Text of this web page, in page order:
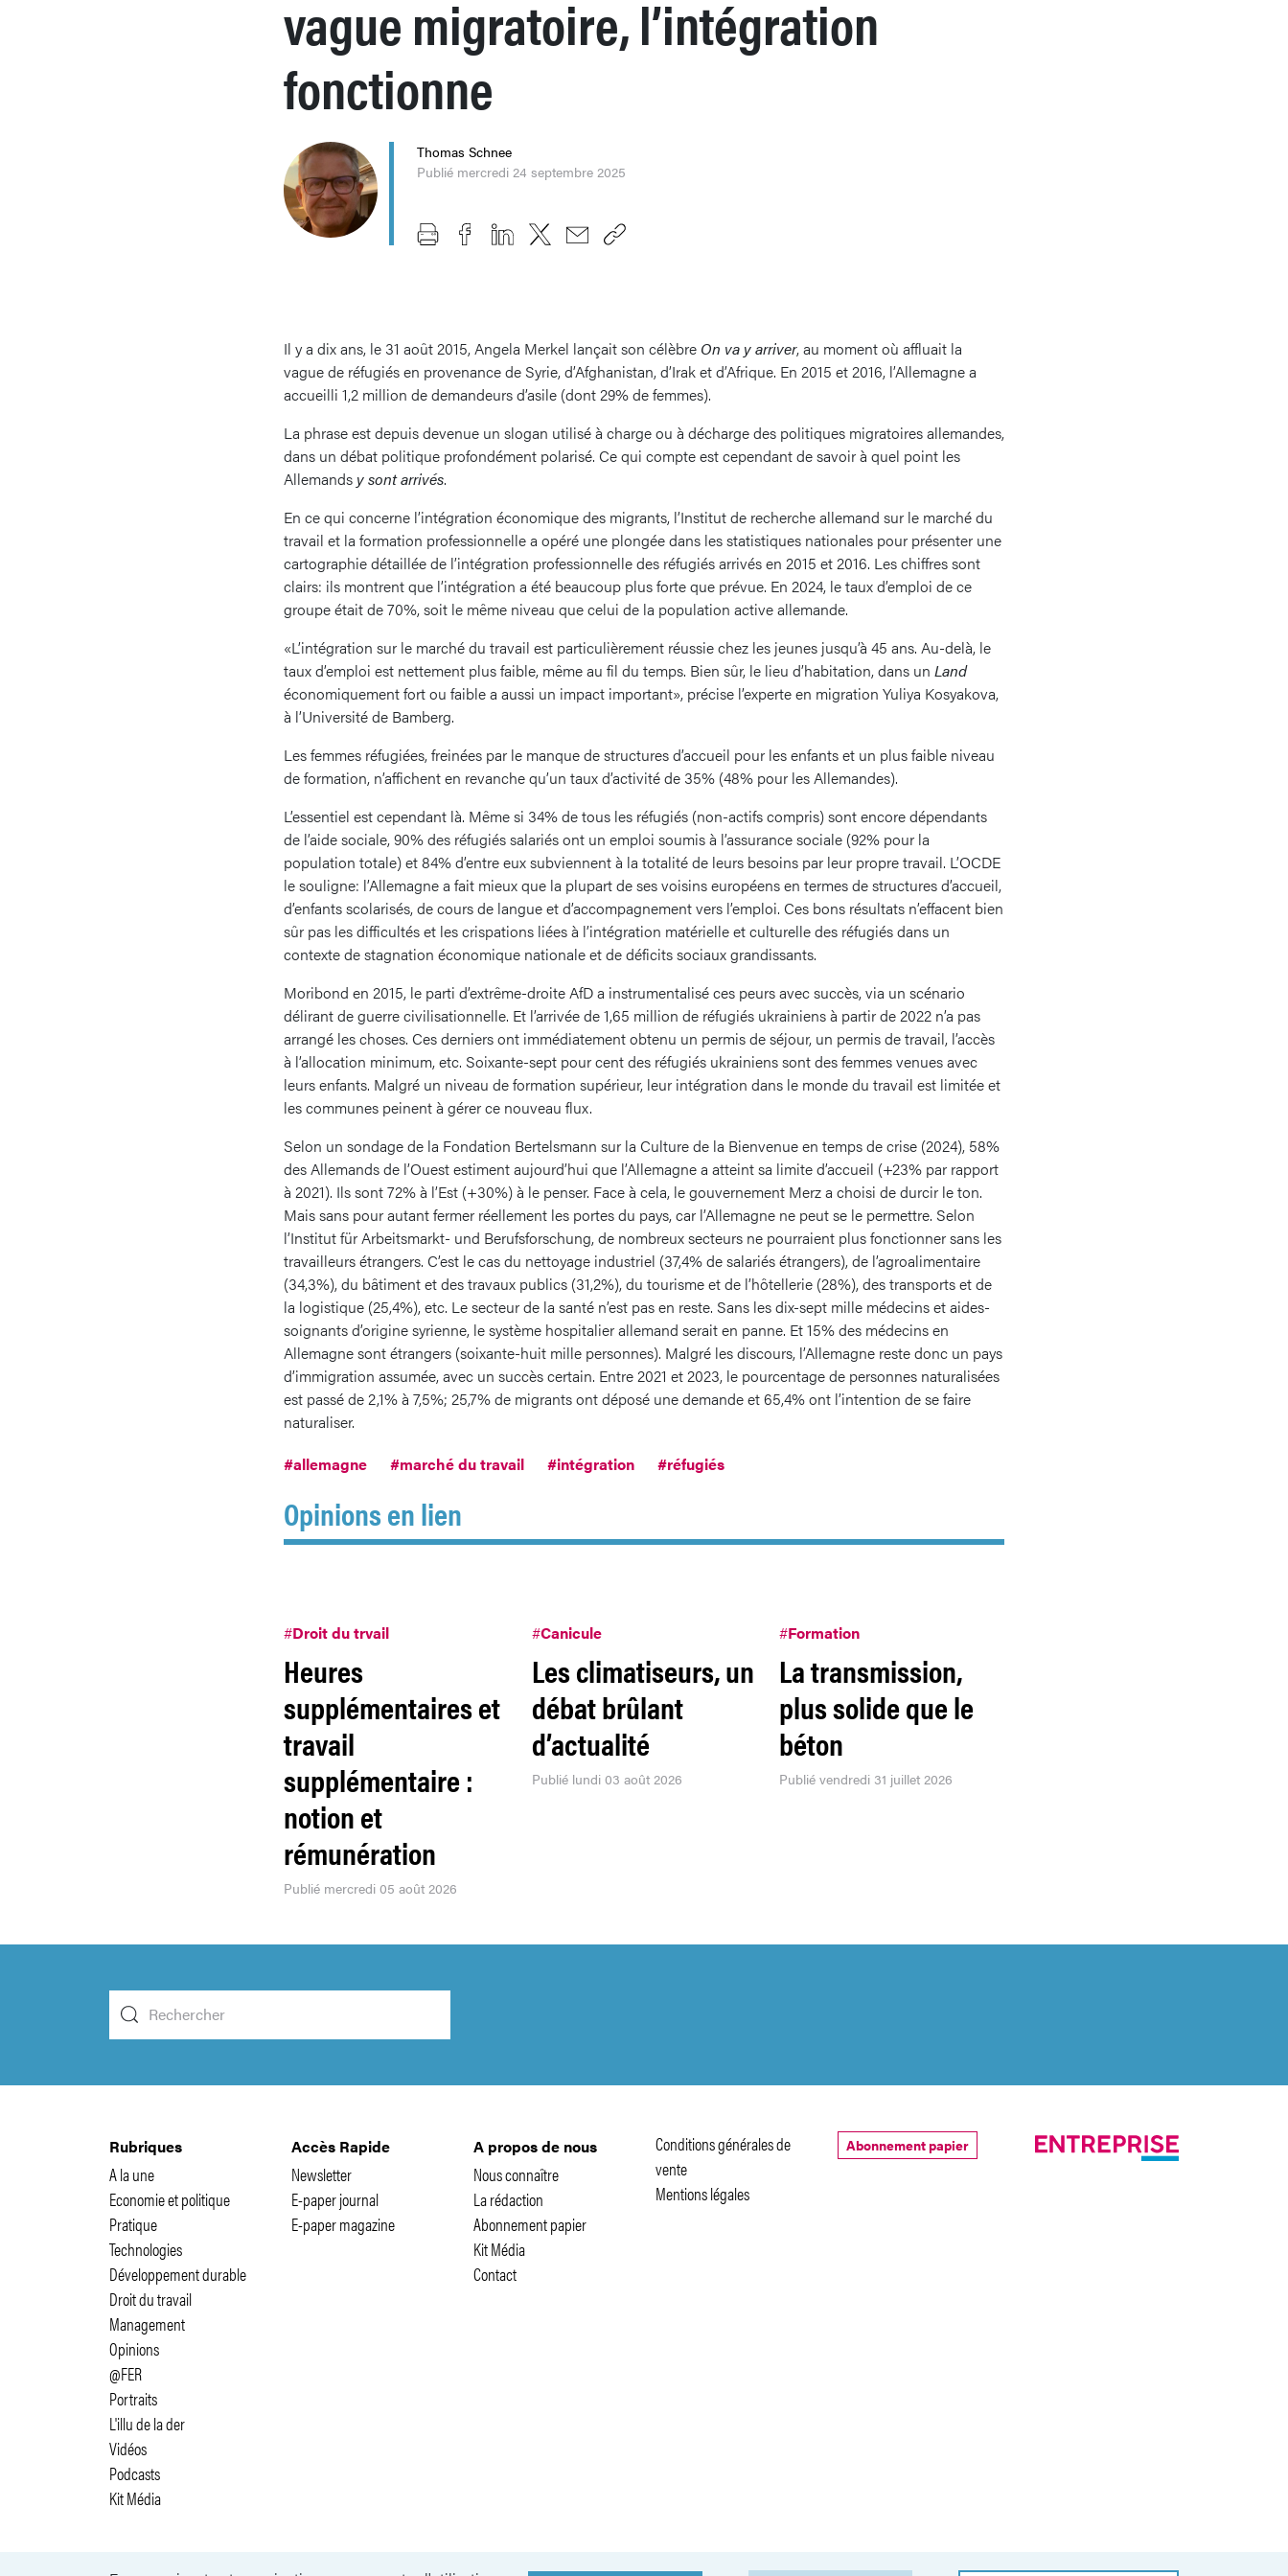
vague migratoire, l’intégration
fonctionne
Thomas Schnee
Publié mercredi 24 septembre 2025
Il y a dix ans, le 31 août 2015, Angela Merkel lançait son célèbre On va y arriver, au moment où affluait la
vague de réfugiés en provenance de Syrie, d’Afghanistan, d’Irak et d’Afrique. En 2015 et 2016, l’Allemagne a
accueilli 1,2 million de demandeurs d’asile (dont 29% de femmes).
La phrase est depuis devenue un slogan utilisé à charge ou à décharge des politiques migratoires allemandes,
dans un débat politique profondément polarisé. Ce qui compte est cependant de savoir à quel point les
Allemands y sont arrivés.
En ce qui concerne l’intégration économique des migrants, l’Institut de recherche allemand sur le marché du
travail et la formation professionnelle a opéré une plongée dans les statistiques nationales pour présenter une
cartographie détaillée de l’intégration professionnelle des réfugiés arrivés en 2015 et 2016. Les chiffres sont
clairs: ils montrent que l’intégration a été beaucoup plus forte que prévue. En 2024, le taux d’emploi de ce
groupe était de 70%, soit le même niveau que celui de la population active allemande.
«L’intégration sur le marché du travail est particulièrement réussie chez les jeunes jusqu’à 45 ans. Au-delà, le
taux d’emploi est nettement plus faible, même au fil du temps. Bien sûr, le lieu d’habitation, dans un Land
économiquement fort ou faible a aussi un impact important», précise l’experte en migration Yuliya Kosyakova,
à l’Université de Bamberg.
Les femmes réfugiées, freinées par le manque de structures d’accueil pour les enfants et un plus faible niveau
de formation, n’affichent en revanche qu’un taux d’activité de 35% (48% pour les Allemandes).
L’essentiel est cependant là. Même si 34% de tous les réfugiés (non-actifs compris) sont encore dépendants
de l’aide sociale, 90% des réfugiés salariés ont un emploi soumis à l’assurance sociale (92% pour la
population totale) et 84% d’entre eux subviennent à la totalité de leurs besoins par leur propre travail. L’OCDE
le souligne: l’Allemagne a fait mieux que la plupart de ses voisins européens en termes de structures d’accueil,
d’enfants scolarisés, de cours de langue et d’accompagnement vers l’emploi. Ces bons résultats n’effacent bien
sûr pas les difficultés et les crispations liées à l’intégration matérielle et culturelle des réfugiés dans un
contexte de stagnation économique nationale et de déficits sociaux grandissants.
Moribond en 2015, le parti d’extrême-droite AfD a instrumentalisé ces peurs avec succès, via un scénario
délirant de guerre civilisationnelle. Et l’arrivée de 1,65 million de réfugiés ukrainiens à partir de 2022 n’a pas
arrangé les choses. Ces derniers ont immédiatement obtenu un permis de séjour, un permis de travail, l’accès
à l’allocation minimum, etc. Soixante-sept pour cent des réfugiés ukrainiens sont des femmes venues avec
leurs enfants. Malgré un niveau de formation supérieur, leur intégration dans le monde du travail est limitée et
les communes peinent à gérer ce nouveau flux.
Selon un sondage de la Fondation Bertelsmann sur la Culture de la Bienvenue en temps de crise (2024), 58%
des Allemands de l’Ouest estiment aujourd’hui que l’Allemagne a atteint sa limite d’accueil (+23% par rapport
à 2021). Ils sont 72% à l’Est (+30%) à le penser. Face à cela, le gouvernement Merz a choisi de durcir le ton.
Mais sans pour autant fermer réellement les portes du pays, car l’Allemagne ne peut se le permettre. Selon
l’Institut für Arbeitsmarkt- und Berufsforschung, de nombreux secteurs ne pourraient plus fonctionner sans les
travailleurs étrangers. C’est le cas du nettoyage industriel (37,4% de salariés étrangers), de l’agroalimentaire
(34,3%), du bâtiment et des travaux publics (31,2%), du tourisme et de l’hôtellerie (28%), des transports et de
la logistique (25,4%), etc. Le secteur de la santé n’est pas en reste. Sans les dix-sept mille médecins et aides-
soignants d’origine syrienne, le système hospitalier allemand serait en panne. Et 15% des médecins en
Allemagne sont étrangers (soixante-huit mille personnes). Malgré les discours, l’Allemagne reste donc un pays
d’immigration assumée, avec un succès certain. Entre 2021 et 2023, le pourcentage de personnes naturalisées
est passé de 2,1% à 7,5%; 25,7% de migrants ont déposé une demande et 65,4% ont l’intention de se faire
naturaliser.
#allemagne
#marché du travail #intégration #réfugiés
Opinions en lien
#Droit du trvail
Heures
supplémentaires et
travail
supplémentaire :
notion et
rémunération
Publié mercredi 05 août 2026
#Canicule
Les climatiseurs, un
débat brûlant
d’actualité
Publié lundi 03 août 2026
#Formation
La transmission,
plus solide que le
béton
Publié vendredi 31 juillet 2026
Rubriques
A la une
Economie et politique
Pratique
Technologies
Développement durable
Droit du travail
Management
Opinions
@FER
Portraits
L'illu de la der
Vidéos
Podcasts
Kit Média
Accès Rapide
Newsletter
E-paper journal
E-paper magazine
A propos de nous
Nous connaître
La rédaction
Abonnement papier
Kit Média
Contact
Conditions générales de
vente
Mentions légales
Abonnement papier